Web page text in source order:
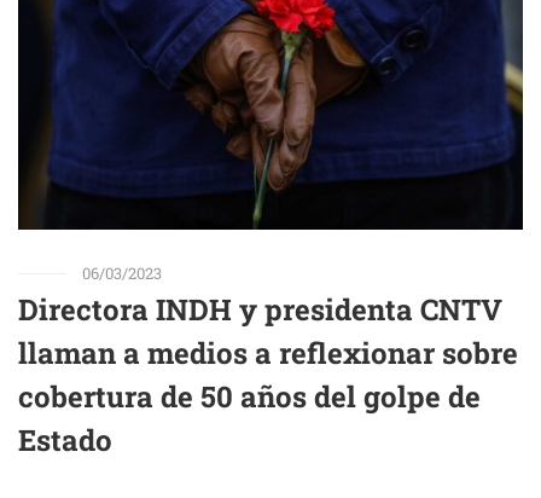
06/03/2023
Directora INDH y presidenta CNTV
llaman a medios a reflexionar sobre
cobertura de 50 años del golpe de
Estado